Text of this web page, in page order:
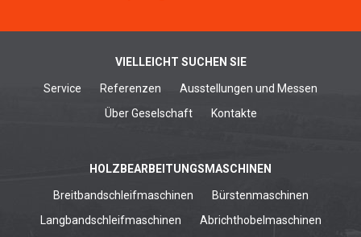
VIELLEICHT SUCHEN SIE
Service Referenzen
Ausstellungen und Messen
Über Geselschaft
Kontakte
HOLZBEARBEITUNGSMASCHINEN
Breitbandschleifmaschinen
Bürstenmaschinen
Langbandschleifmaschinen
Abrichthobelmaschinen